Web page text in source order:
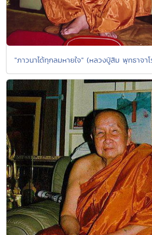
"ภาวนาได้ทุกลมหายใจ" (หลวงปู่สิม พุทธาจาโ